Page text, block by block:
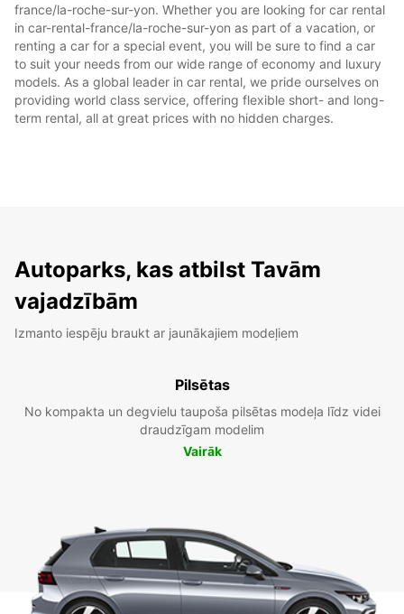
france/la-roche-sur-yon. Whether you are looking for car rental
in car-rental-france/la-roche-sur-yon as part of a vacation, or
renting a car for a special event, you will be sure to find a car
to suit your needs from our wide range of economy and luxury
models. As a global leader in car rental, we pride ourselves on
providing world class service, offering flexible short- and long-
term rental, all at great prices with no hidden charges.
Autoparks, kas atbilst Tavām
vajadzībām
Izmanto iespēju braukt ar jaunākajiem modeļiem
Pilsētas
No kompakta un degvielu taupoša pilsētas modeļa līdz videi
draudzīgam modelim
Vairāk